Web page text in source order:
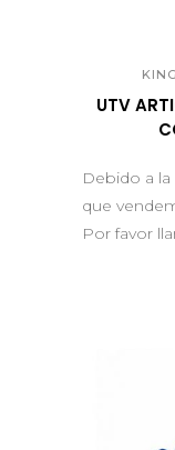
UTV
Debido a
que
Por favor